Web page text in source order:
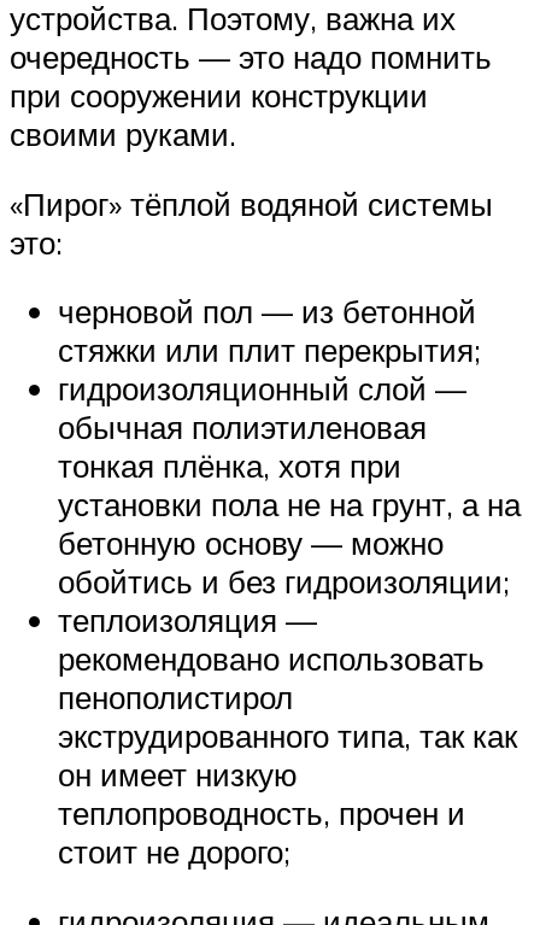
устройства. Поэтому, важна их
очередность — это надо помнить
при сооружении конструкции
своими руками.
«Пирог» тёплой водяной системы
это:
черновой пол — из бетонной
стяжки или плит перекрытия;
гидроизоляционный слой —
обычная полиэтиленовая
тонкая плёнка, хотя при
установки пола не на грунт, а на
бетонную основу — можно
обойтись и без гидроизоляции;
теплоизоляция —
рекомендовано использовать
пенополистирол
экструдированного типа, так как
он имеет низкую
теплопроводность, прочен и
стоит не дорого;